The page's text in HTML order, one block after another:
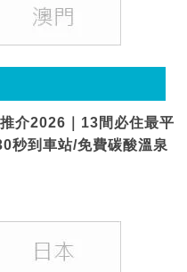
介2026｜13間必住最平
秒到車站/免費碳酸溫泉